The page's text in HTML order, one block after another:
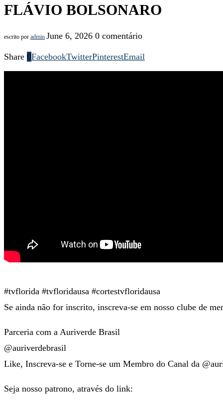
FLÁVIO BOLSONARO
escrito por admin June 6, 2026 0 comentário
Share 0FacebookTwitterPinterestEmail
#tvflorida #tvfloridausa #cortestvfloridausa
Se ainda não for inscrito, inscreva-se em nosso clube de
Parceria com a Auriverde Brasil
@auriverdebrasil
Like, Inscreva-se e Torne-se um Membro do Canal da
Seja nosso patrono, através do link: